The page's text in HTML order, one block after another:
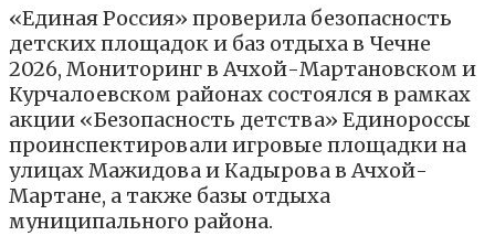
«Единая Россия» проверила безопасность
детских площадок и баз отдыха в Чечне
2026, Мониторинг в Ачхой-Мартановском и
Курчалоевском районах состоялся в рамках
акции «Безопасность детства» Единороссы
проинспектировали игровые площадки на
улицах Мажидова и Кадырова в Ачхой-
Мартане, а также базы отдыха
муниципального района.